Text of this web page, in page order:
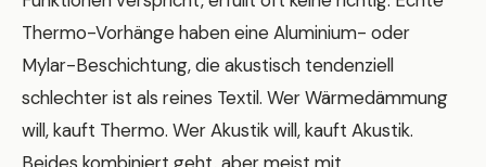
Thermo-Vorhänge haben eine Aluminium- oder
Mylar-Beschichtung, die akustisch tendenziell
schlechter ist als reines Textil. Wer Wärmedämmung
will, kauft Thermo. Wer Akustik will, kauft Akustik.